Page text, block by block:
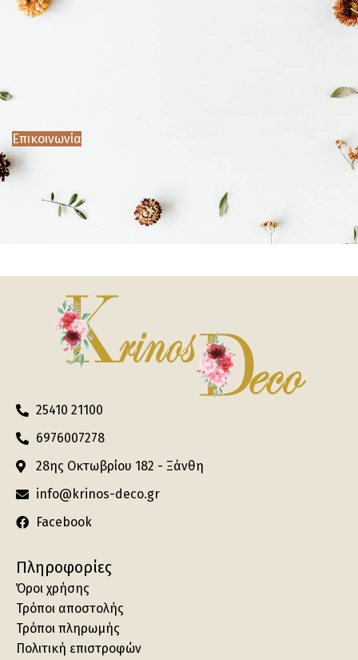
Επικοινωνία
25410 21100
6976007278
28ης Οκτωβρίου 182 - Ξάνθη
info@krinos-deco.gr
Facebook
Πληροφορίες
Όροι χρήσης
Τρόποι αποστολής
Τρόποι πληρωμής
Πολιτική επιστροφών